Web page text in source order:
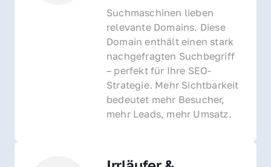
Suchmaschinen lieben
relevante Domains. Diese
Domain enthält einen stark
nachgefragten Suchbegriff
– perfekt für Ihre SEO-
Strategie. Mehr Sichtbarkeit
bedeutet mehr Besucher,
mehr Leads, mehr Umsatz.